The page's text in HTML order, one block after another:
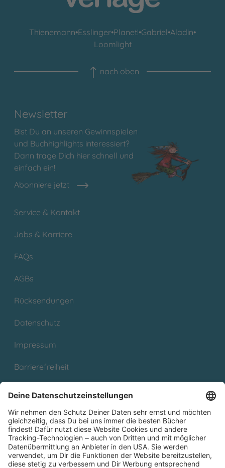
Thienemann•Esslinger•Planet!•Gabriel•Aladin•
Loomlight
nach oben
Newsletter
Bist Du an unseren Gewinnspielen
und Buchhighlights interessiert?
Dann trage Dich hier schnell und
einfach ein!
Abonniere jetzt
Service & Kontakt
Jobs & Karriere
FAQs
AGBs
Rücksendungen
Datenschutz
Impressum
Barrierefreiheit
Partnerprogramm (Affiliate)
Folge uns auf